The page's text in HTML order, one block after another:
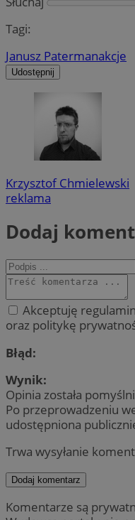
Tagi:
Janusz Patermanakcje
Udostępnij
Krzysztof Chmielewski
reklama
Dodaj
Akceptuję
oraz politykę
Błąd:
Wynik:
Opinia została
Po przeprowadzeniu
udostępniona
Trwa wysyłanie
Dodaj komentarz
Komentarze są